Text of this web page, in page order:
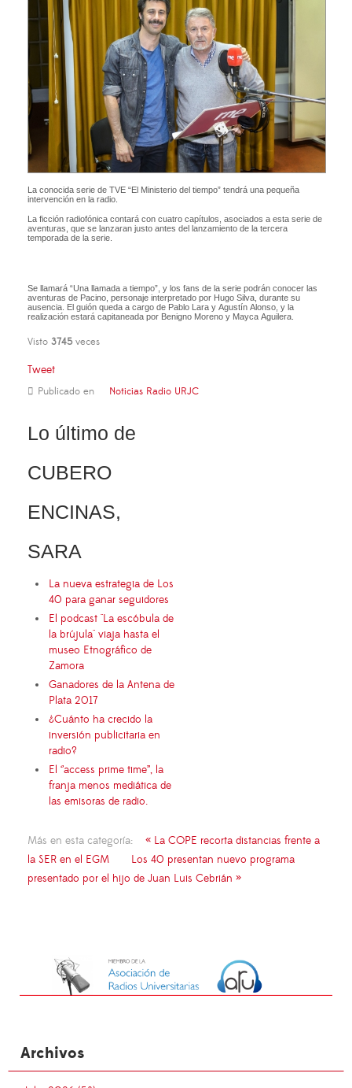
La conocida serie de TVE “El Ministerio del tiempo” tendrá una pequeña
intervención en la radio.
La ficción radiofónica contará con cuatro capítulos, asociados a esta serie de
aventuras, que se lanzaran justo antes del lanzamiento de la tercera
temporada de la serie.
Se llamará “Una llamada a tiempo”, y los fans de la serie podrán conocer las
aventuras de Pacino, personaje interpretado por Hugo Silva, durante su
ausencia. El guión queda a cargo de Pablo Lara y Agustín Alonso, y la
realización estará capitaneada por Benigno Moreno y Mayca Aguilera.
Visto 3745veces
Tweet
Publicado en Noticias Radio URJC
Lo último de
CUBERO
ENCINAS,
SARA
La nueva estrategia de Los
40 para ganar seguidores
El podcast "La escóbula de
la brújula" viaja hasta el
museo Etnográfico de
Zamora
Ganadores de la Antena de
Plata 2017
¿Cuánto ha crecido la
inversión publicitaria en
radio?
El ‘’access prime time’’, la
franja menos mediática de
las emisoras de radio.
Más en esta categoría:
« La COPE recorta distancias frente a
la SER en el EGM
Los 40 presentan nuevo programa
presentado por el hijo de Juan Luis Cebrián »
Archivos